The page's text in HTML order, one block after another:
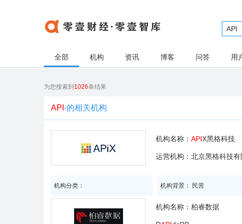
全部 机构 资讯 博客 问答 用
为您搜索到 1026条结果
API -的相关机构
机构名称： APIX黑格科技
运营机构：北京黑格科技有
机构分类： 机构背景： 民营
机构名称： 柏睿数据